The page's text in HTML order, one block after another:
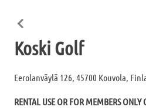
Koski Golf
Eerolanväylä 126, 45700 Kouvola,
RENTAL USE OR FOR MEMBERS ONLY